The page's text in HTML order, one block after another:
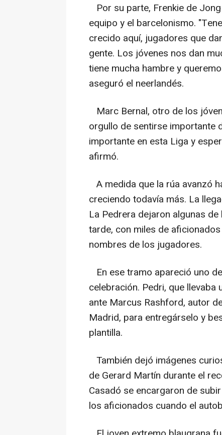
Por su parte, Frenkie de
equipo y el barcelonismo.
crecido aquí, jugadores que
gente. Los jóvenes nos dan
tiene mucha hambre y
aseguró el neerlandés.
Marc Bernal, otro de los
orgullo de sentirse importante
importante en esta Liga y
afirmó.
A medida que la rúa avanzó
creciendo todavía más. La
La Pedrera dejaron algunas
tarde, con miles de
nombres de los jugadores.
En ese tramo apareció uno
celebración. Pedri, que
ante Marcus Rashford, autor
Madrid, para entregárselo y
plantilla.
También dejó imágenes
de Gerard Martín durante el
Casadó se encargaron de
los aficionados cuando el